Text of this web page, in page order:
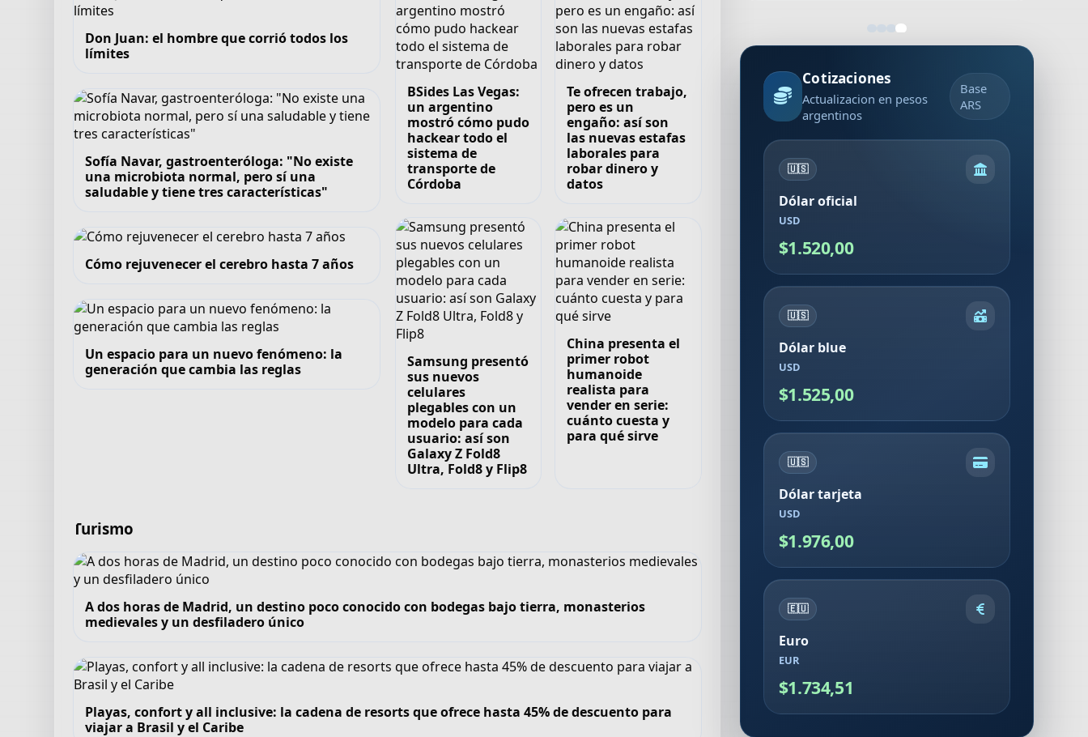
Don Juan: el hombre que corrió todos los
límites
Sofía Navar, gastroenteróloga: "No existe
una microbiota normal, pero sí una
saludable y tiene tres características"
Cómo rejuvenecer el cerebro hasta 7 años
Un espacio para un nuevo fenómeno: la
generación que cambia las reglas
BSides Las Vegas:
un argentino
mostró cómo pudo
hackear todo el
sistema de
transporte de
Córdoba
Te ofrecen trabajo,
pero es un
engaño: así son
las nuevas estafas
laborales para
robar dinero y
datos
Samsung presentó
sus nuevos
celulares
plegables con un
modelo para cada
usuario: así son
Galaxy Z Fold8
Ultra, Fold8 y Flip8
China presenta el
primer robot
humanoide
realista para
vender en serie:
cuánto cuesta y
para qué sirve
Turismo
A dos horas de Madrid, un destino poco conocido con bodegas bajo tierra, monasterios
medievales y un desfiladero único
Playas, confort y all inclusive: la cadena de resorts que ofrece hasta 45% de descuento para
viajar a Brasil y el Caribe
Cotizaciones
Actualizacion en pesos
argentinos
Base
ARS
🇺🇸
Dólar oficial
USD
$1.520,00
🇺🇸
Dólar blue
USD
$1.525,00
🇺🇸
Dólar tarjeta
USD
$1.976,00
🇪🇺
Euro
EUR
$1.734,51